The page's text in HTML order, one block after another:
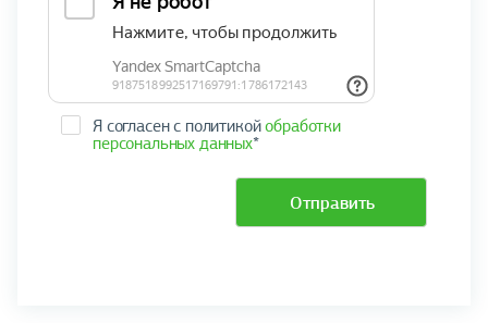
Я согласен с политикойобработки
персональных данных*
Отправить